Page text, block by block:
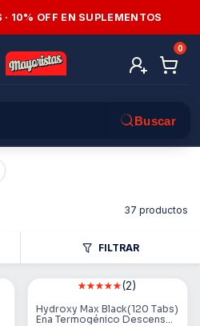
· 10% OFF EN SUPLEMENTOS
0
37 productos
FILTRAR
(2)
Hydroxy Max Black(120 Tabs)
Ena Termogénico Descenso